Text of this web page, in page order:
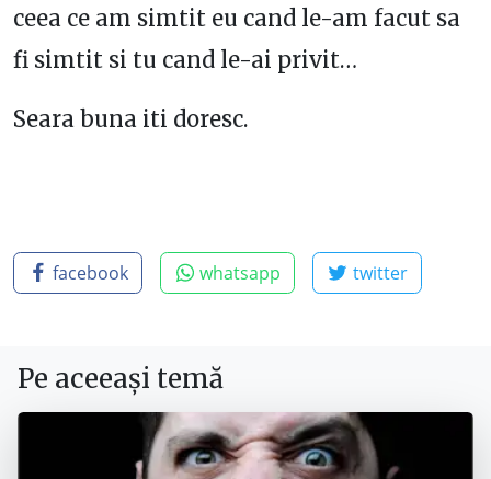
ceea ce am simtit eu cand le-am facut sa
fi simtit si tu cand le-ai privit…
Seara buna iti doresc.
facebook whatsapp twitter
Pe aceeași temă